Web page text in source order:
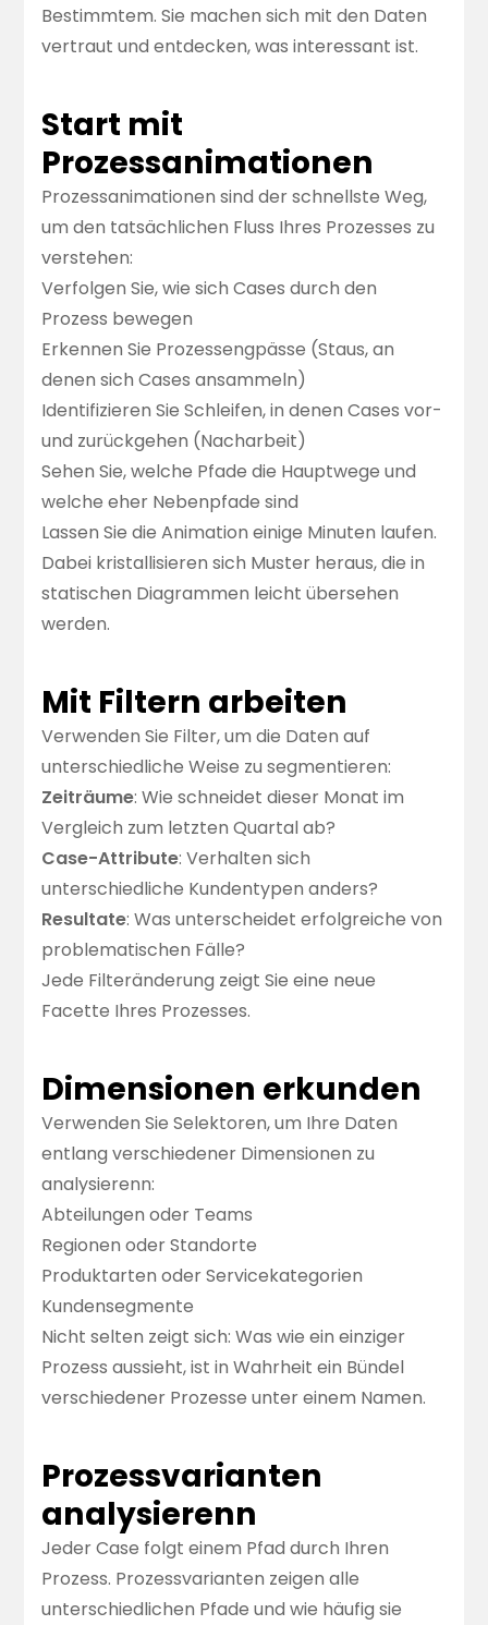
Bestimmtem. Sie machen sich mit den Daten
vertraut und entdecken, was interessant ist.
Start mit
Prozessanimationen
Prozessanimationen sind der schnellste Weg,
um den tatsächlichen Fluss Ihres Prozesses zu
verstehen:
Verfolgen Sie, wie sich Cases durch den
Prozess bewegen
Erkennen Sie Prozessengpässe (Staus, an
denen sich Cases ansammeln)
Identifizieren Sie Schleifen, in denen Cases vor-
und zurückgehen (Nacharbeit)
Sehen Sie, welche Pfade die Hauptwege und
welche eher Nebenpfade sind
Lassen Sie die Animation einige Minuten laufen.
Dabei kristallisieren sich Muster heraus, die in
statischen Diagrammen leicht übersehen
werden.
Mit Filtern arbeiten
Verwenden Sie Filter, um die Daten auf
unterschiedliche Weise zu segmentieren:
Zeiträume: Wie schneidet dieser Monat im
Vergleich zum letzten Quartal ab?
Case-Attribute: Verhalten sich
unterschiedliche Kundentypen anders?
Resultate: Was unterscheidet erfolgreiche von
problematischen Fälle?
Jede Filteränderung zeigt Sie eine neue
Facette Ihres Prozesses.
Dimensionen erkunden
Verwenden SieSelektoren, um Ihre Daten
entlang verschiedener Dimensionen zu
analysierenn:
Abteilungen oder Teams
Regionen oder Standorte
Produktarten oder Servicekategorien
Kundensegmente
Nicht selten zeigt sich: Was wie ein einziger
Prozess aussieht, ist in Wahrheit ein Bündel
verschiedener Prozesse unter einem Namen.
Prozessvarianten
analysierenn
Jeder Case folgt einem Pfad durch Ihren
Prozess. Prozessvarianten zeigen alle
unterschiedlichen Pfade und wie häufig sie